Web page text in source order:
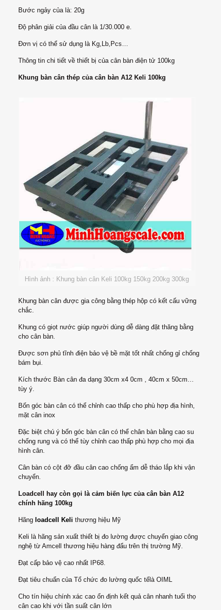
Bước ngảy của là: 20g
Độ phân giải của đầu cân là 1/30.000 e.
Đơn vị có thể sử dụng là Kg,Lb,Pcs…
Thông tin chi tiết về thiết bị của cân bàn điện tử 100kg
Khung bàn cân thép của cân bàn A12 Keli 100kg
Hình ảnh : Khung bàn cân Keli 100kg 150kg 200kg 300kg
Khung bàn cân được gia công bằng thép hộp có kết cấu vững
chắc.
Khung có giọt nước giúp người dùng dễ dàng đặt thăng bằng
cho cân bàn.
Được sơn phủ tĩnh điện bảo vệ bề mặt tốt nhất chống gỉ chống
bám bụi.
Kích thước Bàn cân đa dạng 30cm x4 0cm , 40cm x 50cm…
tùy ý.
Bốn góc bàn cân có thể chỉnh cao thấp cho phù hợp địa hình,
mặt cân inox
Đặc biệt chú ý bốn góc bàn cân có thể chân bàn bằng cao su
chống rung và có thể tùy chỉnh cao thấp phù hợp cho mọi địa
hình cân.
Cân bàn có cột đỡ đầu cân cao chống ẩm dễ tháo lắp khi vận
chuyển.
Loadcell hay còn gọi là cảm biến lực của cân bàn A12
chính hãng 100kg
Hãng loadcell Keli thương hiệu Mỹ
Keli là hãng sản xuất thiết bị đo lường được chuyển giao công
nghệ từ Amcell thương hiệu hàng đẩu trên thị trường Mỹ.
Đạt cấp bảo vệ cao nhất IP68.
Đạt tiêu chuẩn của Tổ chức đo lường quốc tếlà OIML
Cho tín hiệu chính xác cao ổn định kết quả cân nhanh tuổi thọ
cân cao khi với tần suất cân lớn